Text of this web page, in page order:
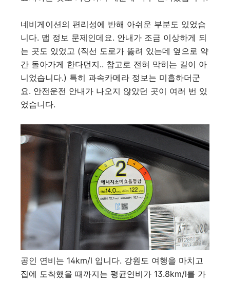
네비게이션의 편리성에 반해 아쉬운 부분도 있었습
니다. 맵 정보 문제인데요. 안내가 조금 이상하게 되
는 곳도 있었고 (직선 도로가 뚫려 있는데 옆으로 약
간 돌아가게 한다던지.. 참고로 전혀 막히는 길이 아
니었습니다.) 특히 과속카메라 정보는 미흡하더군
요. 안전운전 안내가 나오지 않았던 곳이 여러 번 있
었습니다.
공인 연비는 14km/l 입니다. 강원도 여행을 마치고
집에 도착했을 때까지는 평균연비가 13.8km/l를 가